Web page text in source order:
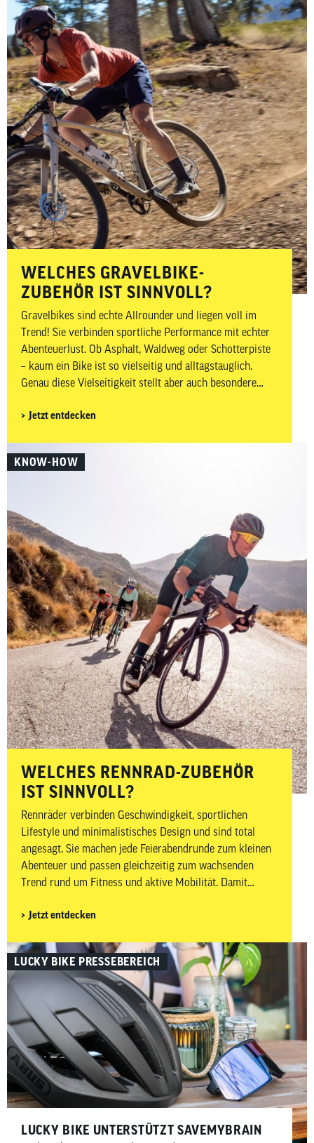
WELCHES GRAVELBIKE-
ZUBEHÖR IST SINNVOLL?
Gravelbikes sind echte Allrounder und liegen voll im
Trend! Sie verbinden sportliche Performance mit echter
Abenteuerlust. Ob Asphalt, Waldweg oder Schotterpiste
– kaum ein Bike ist so vielseitig und alltagstauglich.
Genau diese Vielseitigkeit stellt aber auch besondere
Untergründen, bei längeren Distanzen und abseits
welches Gravelbike-Zubehör wirklich sinnvoll ist –
Jetzt entdecken
KNOW-HOW
WELCHES RENNRAD-ZUBEHÖR
IST SINNVOLL?
Rennräder verbinden Geschwindigkeit, sportlichen
Lifestyle und minimalistisches Design und sind total
angesagt. Sie machen jede Feierabendrunde zum kleinen
Abenteuer und passen gleichzeitig zum wachsenden
Trend rund um Fitness und aktive Mobilität. Damit
komfortabel sind, kommt es neben dem passenden Bike
zeigen wir dir, welches Rennrad-Zubehör wirklich
sinnvoll ist – aufgeteilt in Must-haves und Nice-to-haves
für Fahrer, Bike sowie Wartung und Pflege.
Jetzt entdecken
LUCKY BIKE PRESSEBEREICH
LUCKY BIKE UNTERSTÜTZT SAVEMYBRAIN​